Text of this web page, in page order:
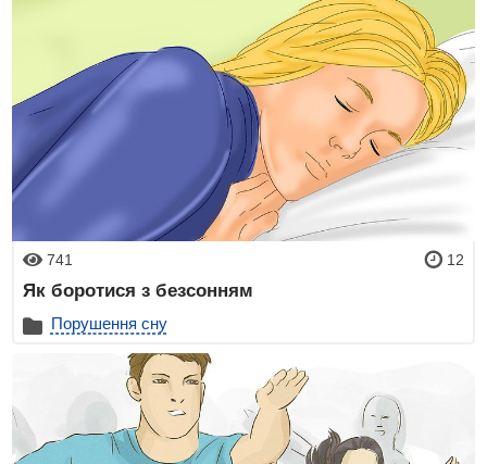
741 12
Як боротися з безсонням
Порушення сну